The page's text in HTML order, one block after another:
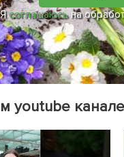
Ясоглашаюсьна
youtube